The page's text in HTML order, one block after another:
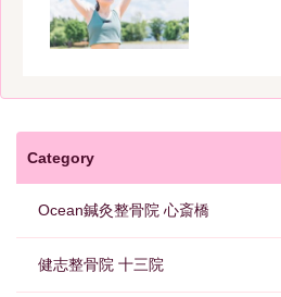
Category
Ocean鍼灸整骨院 心斎橋
健志整骨院 十三院